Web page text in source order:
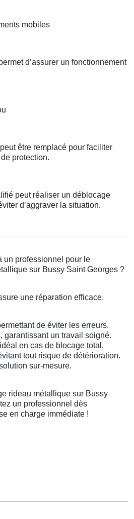
mobiles
d’assurer un fonctionnement
être remplacé pour faciliter
de protection.
peut réaliser un déblocage
d’aggraver la situation.
un professionnel pour le
sur Bussy Saint Georges ?
une réparation efficace.
de éviter les erreurs.
garantissant un travail soigné.
en cas de blocage total.
tout risque de détérioration.
sur-mesure.
rideau métallique sur Bussy
un professionnel dès
en charge immédiate !